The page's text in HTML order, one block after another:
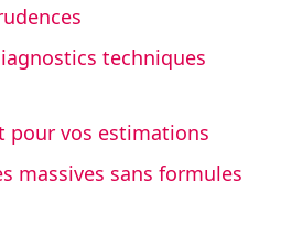
techniques
pour vos estimations
massives sans formules